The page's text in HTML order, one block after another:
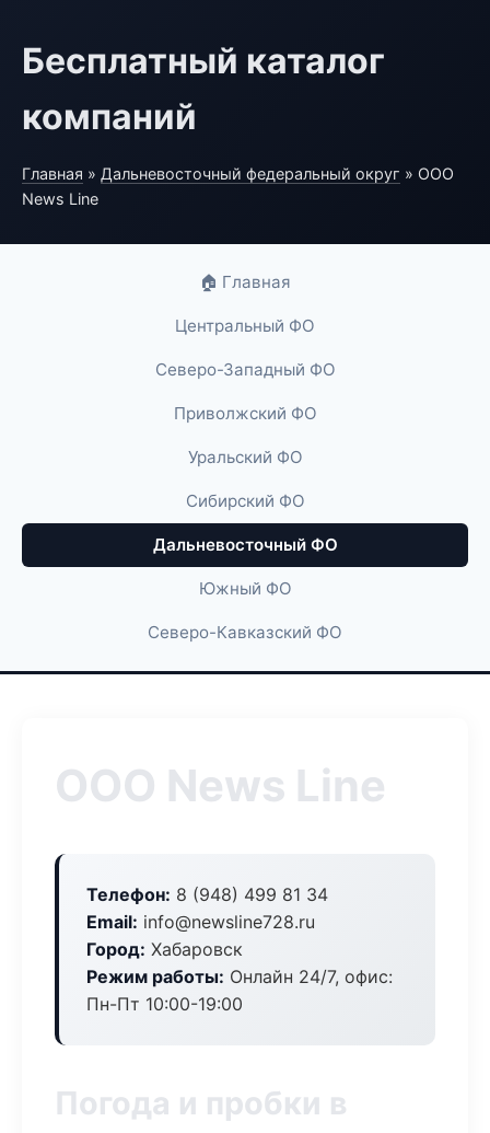
Бесплатный каталог
компаний
Главная » Дальневосточный федеральный округ » ООО
News Line
🏠 Главная
Центральный ФО
Северо-Западный ФО
Приволжский ФО
Уральский ФО
Сибирский ФО
Дальневосточный ФО
Южный ФО
Северо-Кавказский ФО
ООО News Line
Телефон: 8 (948) 499 81 34
Email: info@newsline728.ru
Город: Хабаровск
Режим работы: Онлайн 24/7, офис:
Пн-Пт 10:00-19:00
Погода и пробки в